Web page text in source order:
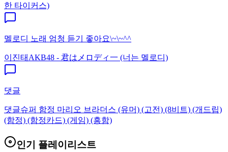
한 타이커스)
멜로디 노래 엄청 듣기 좋아요\~\~^^
이진태 AKB48 - 君はメロディ一 (너는 멜로디)
댓글
댓글슈퍼 함정 마리오 브라더스 (유머) (고전) (8비트) (개드립)
(함정) (함정카드) (게임) (흥함)
인기 플레이리스트